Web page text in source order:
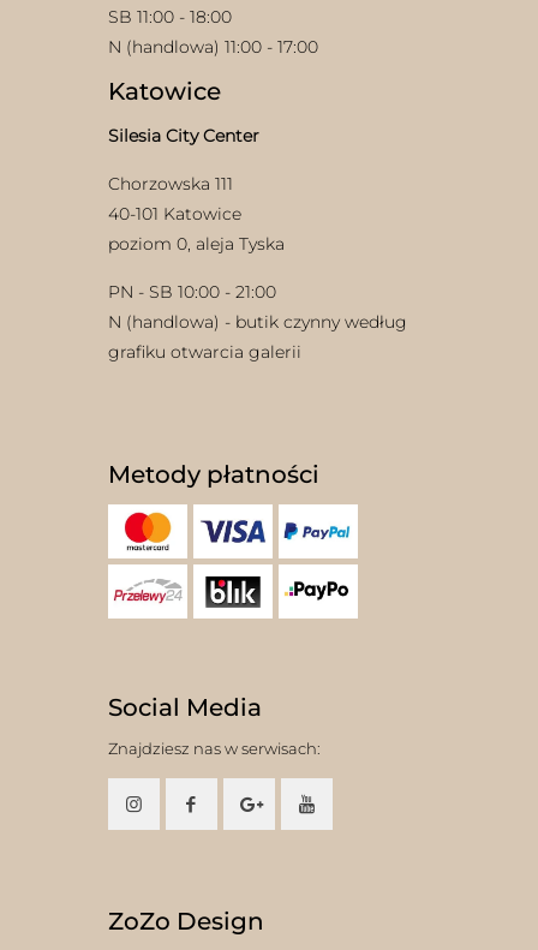
SB 11:00 - 18:00
N (handlowa) 11:00 - 17:00
Katowice
Silesia City Center
Chorzowska 111
40-101 Katowice
poziom 0, aleja Tyska
PN - SB 10:00 - 21:00
N (handlowa) - butik czynny według
grafiku otwarcia galerii
Metody płatności
Social Media
Znajdziesz nas w serwisach:
ZoZo Design